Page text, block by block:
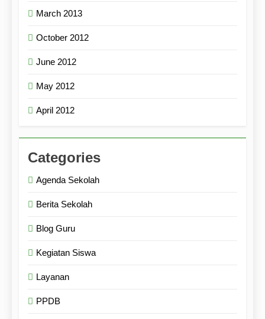
March 2013
October 2012
June 2012
May 2012
April 2012
Categories
Agenda Sekolah
Berita Sekolah
Blog Guru
Kegiatan Siswa
Layanan
PPDB